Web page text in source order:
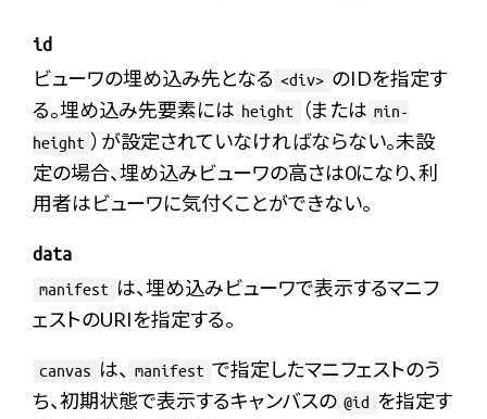
id
ビューワの埋め込み先となる <div> のIDを指定す
る。埋め込み先要素には height （または min-
height ）が設定されていなければならない。未設
定の場合、埋め込みビューワの高さは0になり、利
用者はビューワに気付くことができない。
data
manifest
は、埋め込みビューワで表示するマニフ
ェストのURIを指定する。
canvas は、 manifest で指定したマニフェストのう
ち、初期状態で表示するキャンバスの @id
を指定す